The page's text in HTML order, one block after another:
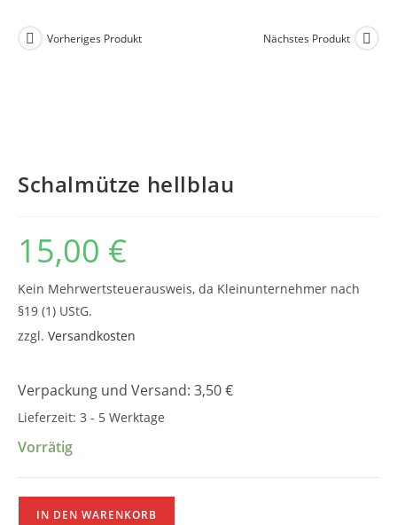
Vorheriges Produkt Nächstes Produkt
Schalmütze hellblau
15,00 €
Kein Mehrwertsteuerausweis, da Kleinunternehmer nach
§19 (1) UStG.
zzgl. Versandkosten
Verpackung und Versand: 3,50 €
Lieferzeit: 3 - 5 Werktage
Vorrätig
IN DEN WARENKORB